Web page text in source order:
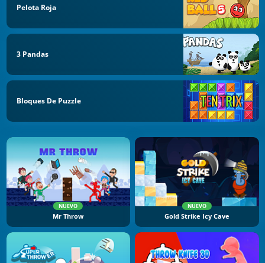
Pelota Roja
3 Pandas
Bloques De Puzzle
NUEVO
Mr Throw
NUEVO
Gold Strike Icy Cave